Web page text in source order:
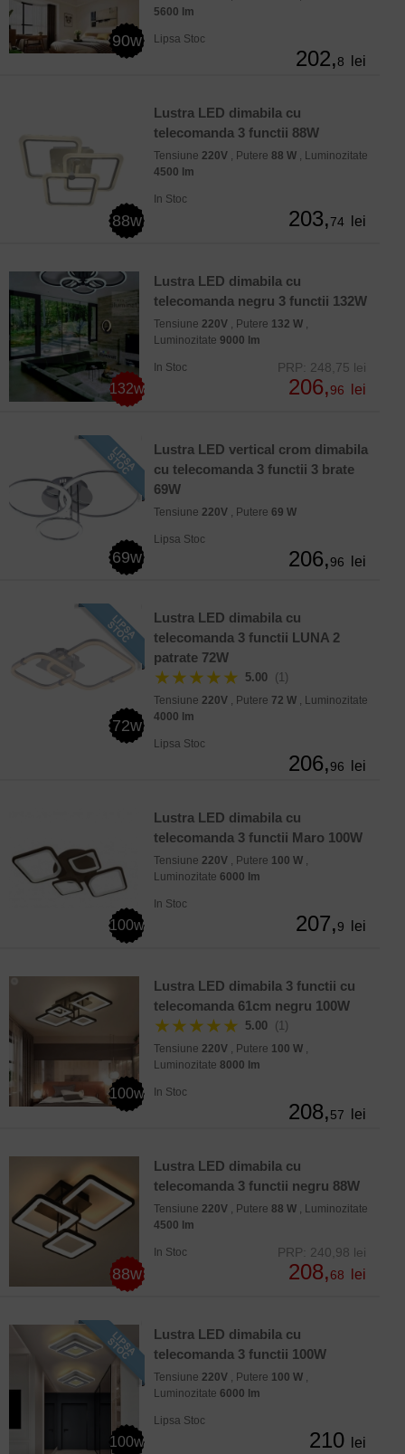
90w
5600 lm
Lipsa Stoc
202,8 lei
88w
Lustra LED dimabila cu
telecomanda 3 functii 88W
Tensiune 220V , Putere 88 W , Luminozitate
4500 lm
In Stoc
203,74 lei
132w
Lustra LED dimabila cu
telecomanda negru 3 functii 132W
Tensiune 220V , Putere 132 W ,
Luminozitate 9000 lm
In Stoc PRP: 248,75 lei
206,96 lei
69w
Lustra LED vertical crom dimabila
cu telecomanda 3 functii 3 brate
69W
Tensiune 220V , Putere 69 W
Lipsa Stoc
206,96 lei
72w
Lustra LED dimabila cu
telecomanda 3 functii LUNA 2
patrate 72W
★★★★★ 5.00 (1)
Tensiune 220V , Putere 72 W , Luminozitate
4000 lm
Lipsa Stoc
206,96 lei
100w
Lustra LED dimabila cu
telecomanda 3 functii Maro 100W
Tensiune 220V , Putere 100 W ,
Luminozitate 6000 lm
In Stoc
207,9 lei
100w
Lustra LED dimabila 3 functii cu
telecomanda 61cm negru 100W
★★★★★ 5.00 (1)
Tensiune 220V , Putere 100 W ,
Luminozitate 8000 lm
In Stoc
208,57 lei
88w
Lustra LED dimabila cu
telecomanda 3 functii negru 88W
Tensiune 220V , Putere 88 W , Luminozitate
4500 lm
In Stoc PRP: 240,98 lei
208,68 lei
100w
Lustra LED dimabila cu
telecomanda 3 functii 100W
Tensiune 220V , Putere 100 W ,
Luminozitate 6000 lm
Lipsa Stoc
210 lei